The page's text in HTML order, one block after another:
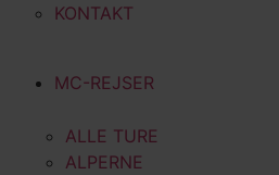
KONTAKT
MC-REJSER
ALLE TURE
ALPERNE